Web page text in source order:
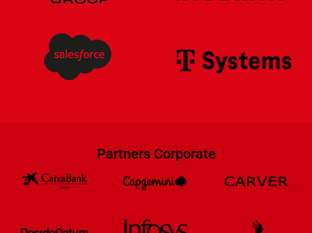
Partners Corporate